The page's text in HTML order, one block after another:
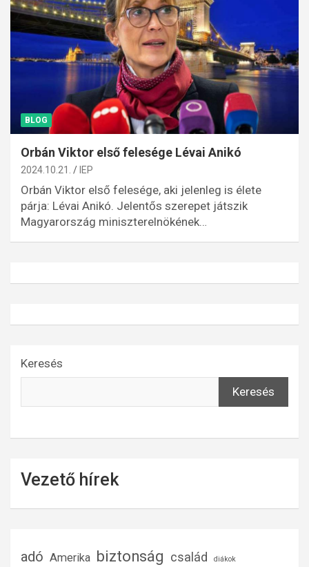
BLOG
Orbán Viktor első felesége Lévai Anikó
2024.10.21. IEP
Orbán Viktor első felesége, aki jelenleg is élete
párja: Lévai Anikó. Jelentős szerepet játszik
Magyarország miniszterelnökének…
Keresés
Keresés
Vezető hírek
adó Amerika biztonság család diákok